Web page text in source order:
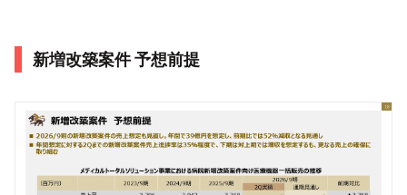
新増改築案件 予想前提